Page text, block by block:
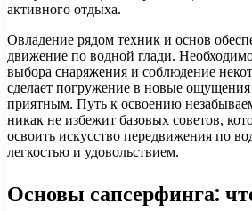
активного отдыха.
Овладение рядом техник и основ
движение по водной глади.
выбора снаряжения и соблюдение
сделает погружение в новые
приятным. Путь к освоению
никак не избежит базовых советов,
освоить искусство передвижения по
легкостью и удовольствием.
Основы сапсерфинга: